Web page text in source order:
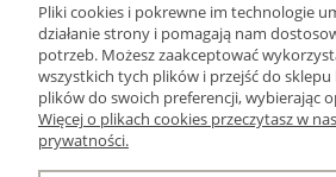
POKAŻ PEŁNĄ WERSJĘ
Sklep internetowy
Pliki cookies i pokrewne im technologie
działanie strony i pomagają nam
potrzeb. Możesz zaakceptować
wszystkich tych plików i przejść do
plików do swoich preferencji, wybierając
Więcej o plikach cookies przeczytasz w
prywatności.